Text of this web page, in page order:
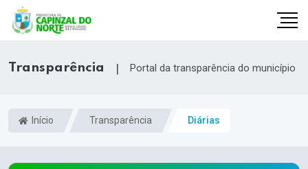
Transparência | Portal da transparência do município
Início Transparência Diárias